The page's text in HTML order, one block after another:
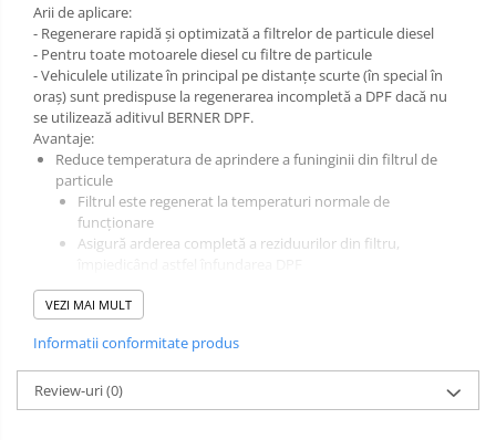
Arii de aplicare:
- Regenerare rapidă și optimizată a filtrelor de particule diesel
- Pentru toate motoarele diesel cu filtre de particule
- Vehiculele utilizate în principal pe distanțe scurte (în special în
oraș) sunt predispuse la regenerarea incompletă a DPF dacă nu
se utilizează aditivul BERNER DPF.
Avantaje:
Reduce temperatura de aprindere a funinginii din filtrul de
particule
Filtrul este regenerat la temperaturi normale de
funcționare
Asigură arderea completă a reziduurilor din filtru,
Optimizează regenerarea regulată a filtrului, prevenind
astfel pierderea de performanță din cauza înfundării
Filtrul de particule diesel nu trebuie demontat
Instrucțiuni:
Adăugați în rezervor înainte de a-l umple cu combustibil.
O sticlă este suficientă pentru 40 până la 60 de litri de
VEZI MAI MULT
Informatii conformitate produs
Review-uri(0)